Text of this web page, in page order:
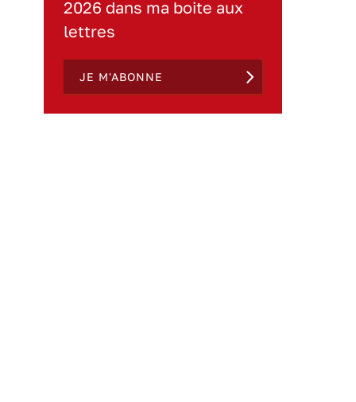
2026 dans ma boite aux
lettres
JE M'ABONNE